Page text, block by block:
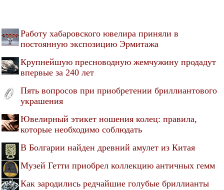
Работу хабаровского ювелира приняли в
постоянную экспозицию Эрмитажа
Крупнейшую пресноводную жемчужину продадут
впервые за 240 лет
Пять вопросов при приобретении бриллиантового
украшения
Ювелирный этикет ношения колец: правила,
которые необходимо соблюдать
В Болгарии найден древний амулет из Китая
Музей Гетти приобрел коллекцию античных гемм
Как зародились редчайшие голубые бриллианты